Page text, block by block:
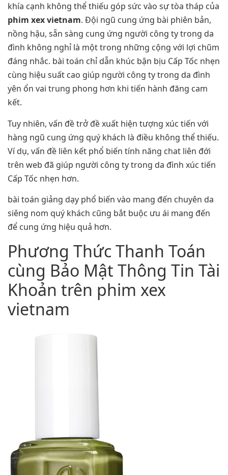
khía cạnh không thể thiếu góp sức vào sự tòa tháp của
phim xex vietnam. Đội ngũ cung ứng bài phiên bản,
nồng hậu, sẵn sàng cung ứng người công ty trong da
đình không nghỉ là một trong những cộng với lợi chũm
đáng nhắc. bài toán chỉ dẫn khúc bận bịu Cấp Tốc nhẹn
cùng hiệu suất cao giúp người công ty trong da đình
yên ổn vai trung phong hơn khi tiến hành đăng cam
kết.
Tuy nhiên, vấn đề trở đề xuất hiện tượng xúc tiến với
hàng ngũ cung ứng quý khách là điều không thể thiếu.
Ví dụ, vấn đề liên kết phổ biến tính năng chat liên đới
trên web đã giúp người công ty trong da đình xúc tiến
Cấp Tốc nhẹn hơn.
bài toán giảng dạy phổ biến vào mang đến chuyên da
siêng nom quý khách cũng bắt buộc ưu ái mang đến
để cung ứng hiệu quả hơn.
Phương Thức Thanh Toán
cùng Bảo Mật Thông Tin Tài
Khoản trên phim xex
vietnam